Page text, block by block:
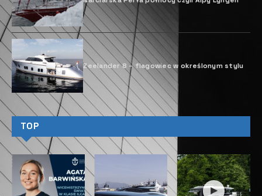
Zeelander 8 – flagowiec w określonym stylu
TOP